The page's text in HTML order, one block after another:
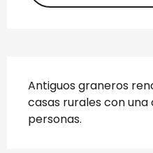
Antiguos graneros
casas rurales con
personas.